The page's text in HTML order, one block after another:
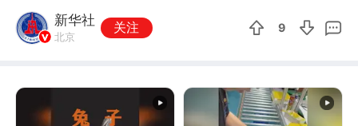
新华社
北京
关注 9